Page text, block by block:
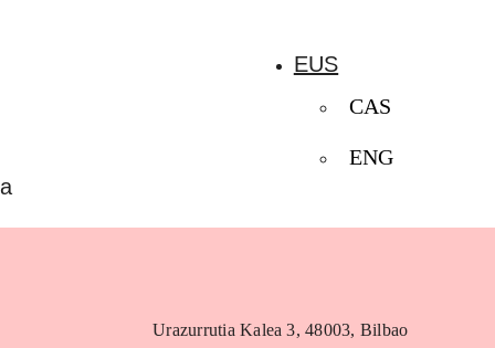
EUS
CAS
ENG
Urazurrutia Kalea 3, 48003, Bilbao